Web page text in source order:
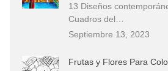
13 Diseños
Cuadros del…
Septiembre 13, 2023
Frutas y Flores Para